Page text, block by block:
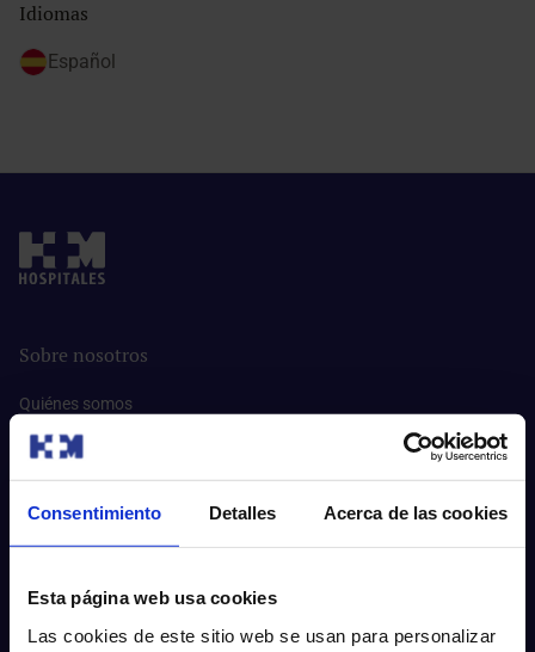
Consentimiento Detalles Acerca de las cookies
Esta página web usa cookies
Las cookies de este sitio web se usan para personalizar
Idiomas
Español
Sobre nosotros
Quiénes somos​
Excelencia en calidad​
Trabaja con nosotros​
Sostenibilidad​
Canal interno de información​